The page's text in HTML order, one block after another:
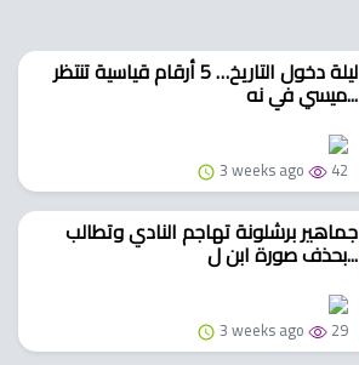
ليلة دخول التاريخ… 5 أرقام قياسية تنتظر
ميسي في نه...
3 weeks ago 42
جماهير برشلونة تهاجم النادي وتطالب
بحذف صورة ابن ل...
3 weeks ago
29